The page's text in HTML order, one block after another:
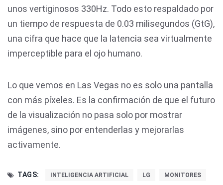
unos vertiginosos 330Hz. Todo esto respaldado por
un tiempo de respuesta de 0.03 milisegundos (GtG),
una cifra que hace que la latencia sea virtualmente
imperceptible para el ojo humano.
Lo que vemos en Las Vegas no es solo una pantalla
con más píxeles. Es la confirmación de que el futuro
de la visualización no pasa solo por mostrar
imágenes, sino por entenderlas y mejorarlas
activamente.
TAGS: INTELIGENCIA ARTIFICIAL LG MONITORES